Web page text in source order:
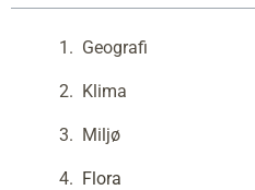
Geografi
Klima
Miljø
Flora